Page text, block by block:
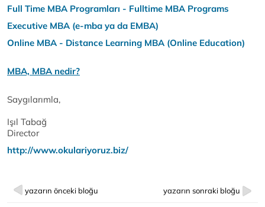
Full Time MBA Programları - Fulltime MBA Programs
Executive MBA (e-mba ya da EMBA)
Online MBA - Distance Learning MBA (Online Education)
MBA, MBA nedir?
Saygılarımla,
Işıl Tabağ
Director
http://www.okulariyoruz.biz/
yazarın önceki bloğu yazarın sonraki bloğu